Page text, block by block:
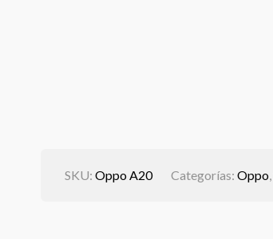
SKU: Oppo A20 Categorías: Oppo,